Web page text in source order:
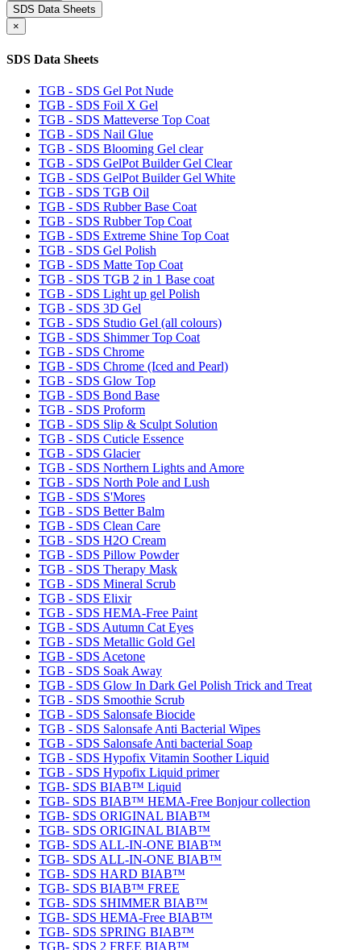
SDS Data Sheets
×
SDS Data Sheets
TGB - SDS Gel Pot Nude
TGB - SDS Foil X Gel
TGB - SDS Matteverse Top Coat
TGB - SDS Nail Glue
TGB - SDS Blooming Gel clear
TGB - SDS GelPot Builder Gel Clear
TGB - SDS GelPot Builder Gel White
TGB - SDS TGB Oil
TGB - SDS Rubber Base Coat
TGB - SDS Rubber Top Coat
TGB - SDS Extreme Shine Top Coat
TGB - SDS Gel Polish
TGB - SDS Matte Top Coat
TGB - SDS TGB 2 in 1 Base coat
TGB - SDS Light up gel Polish
TGB - SDS 3D Gel
TGB - SDS Studio Gel (all colours)
TGB - SDS Shimmer Top Coat
TGB - SDS Chrome
TGB - SDS Chrome (Iced and Pearl)
TGB - SDS Glow Top
TGB - SDS Bond Base
TGB - SDS Proform
TGB - SDS Slip & Sculpt Solution
TGB - SDS Cuticle Essence
TGB - SDS Glacier
TGB - SDS Northern Lights and Amore
TGB - SDS North Pole and Lush
TGB - SDS S'Mores
TGB - SDS Better Balm
TGB - SDS Clean Care
TGB - SDS H2O Cream
TGB - SDS Pillow Powder
TGB - SDS Therapy Mask
TGB - SDS Mineral Scrub
TGB - SDS Elixir
TGB - SDS HEMA-Free Paint
TGB - SDS Autumn Cat Eyes
TGB - SDS Metallic Gold Gel
TGB - SDS Acetone
TGB - SDS Soak Away
TGB - SDS Glow In Dark Gel Polish Trick and Treat
TGB - SDS Smoothie Scrub
TGB - SDS Salonsafe Biocide
TGB - SDS Salonsafe Anti Bacterial Wipes
TGB - SDS Salonsafe Anti bacterial Soap
TGB - SDS Hypofix Vitamin Soother Liquid
TGB - SDS Hypofix Liquid primer
TGB- SDS BIAB™ Liquid
TGB- SDS BIAB™ HEMA-Free Bonjour collection
TGB- SDS ORIGINAL BIAB™
TGB- SDS ORIGINAL BIAB™
TGB- SDS ALL-IN-ONE BIAB™
TGB- SDS ALL-IN-ONE BIAB™
TGB- SDS HARD BIAB™
TGB- SDS BIAB™ FREE
TGB- SDS SHIMMER BIAB™
TGB- SDS HEMA-Free BIAB™
TGB- SDS SPRING BIAB™
TGB- SDS 2 FREE BIAB™